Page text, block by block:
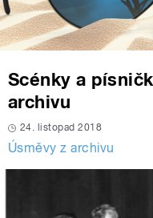
Scénky a
archivu
24. listopad 2018
Úsměvy z archivu